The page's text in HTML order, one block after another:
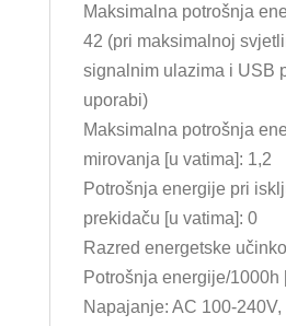
Maksimalna potrošnja
42 (pri maksimalnoj
signalnim ulazima i USB
uporabi)
Maksimalna potrošnja
mirovanja [u vatima]: 1,2
Potrošnja energije pri
prekidaču [u vatima]: 0
Razred energetske
Potrošnja energije/1000h
Napajanje: AC 100-240V,